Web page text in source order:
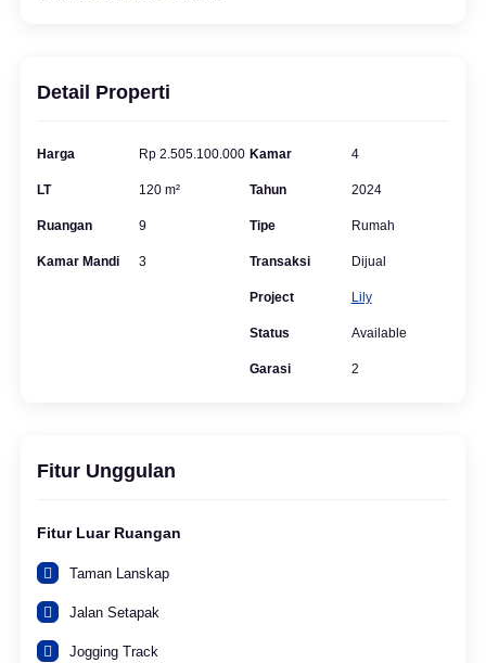
Detail Properti
Harga Rp 2.505.100.000
LT 120 m²
Ruangan 9
Kamar Mandi 3
Kamar 4
Tahun 2024
Tipe Rumah
Transaksi Dijual
Project Lily
Status Available
Garasi 2
Fitur Unggulan
Fitur Luar Ruangan
Taman Lanskap
Jalan Setapak
Jogging Track